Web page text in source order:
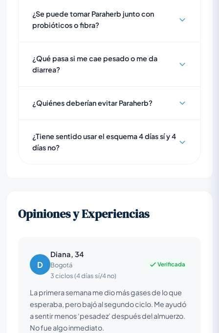
¿Se puede tomar Paraherb junto con
probióticos o fibra?
¿Qué pasa si me cae pesado o me da
diarrea?
¿Quiénes deberían evitar Paraherb?
¿Tiene sentido usar el esquema 4 días sí y 4
días no?
Opiniones y Experiencias
D
Diana, 34
Bogotá
3 ciclos (4 días sí/4 no)
Verificada
La primera semana me dio más gases de lo que
esperaba, pero bajó al segundo ciclo. Me ayudó
a sentir menos ‘pesadez’ después del almuerzo.
No fue algo inmediato.